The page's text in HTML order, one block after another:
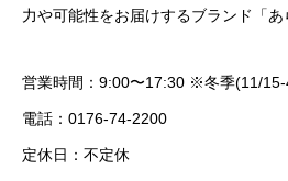
力や可能性をお届けするブランド「あ
営業時間：9:00〜17:30 ※冬季(11/
電話：0176-74-2200
定休日：不定休